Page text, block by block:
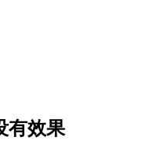
有效果